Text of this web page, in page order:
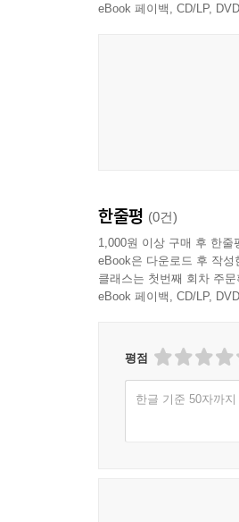
2. 평소 아이가 엄마에
4. 부적절한 정서 반응
5. 낮은 사회 성숙도
6. 정서적 민감성
2. 아이가 지루하게 느
3. 다른 곳으로 시선,
4. 거친 말과 공격적인
나은 조력자가 되기 위
eBook 페이백, CD/LP,
한줄평 (0건)
1,000원 이상 구매 후 한줄
eBook은 다운로드 후 작
클래스는 첫번째 회차 주
eBook 페이백, CD/LP,
평점
한글 기준 50자까